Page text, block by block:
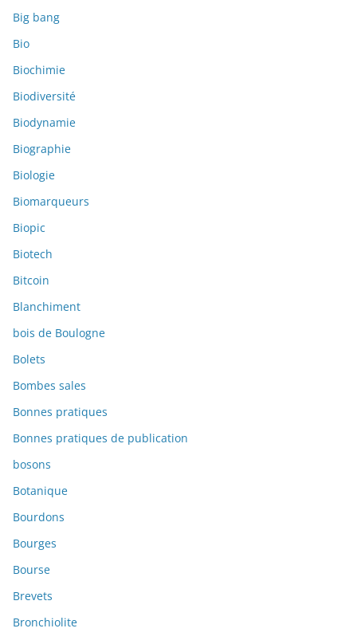
Big bang
Bio
Biochimie
Biodiversité
Biodynamie
Biographie
Biologie
Biomarqueurs
Biopic
Biotech
Bitcoin
Blanchiment
bois de Boulogne
Bolets
Bombes sales
Bonnes pratiques
Bonnes pratiques de publication
bosons
Botanique
Bourdons
Bourges
Bourse
Brevets
Bronchiolite